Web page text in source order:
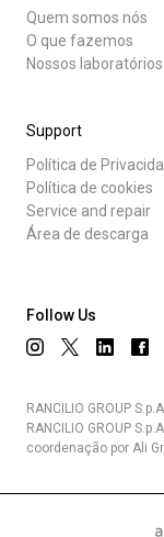
Quem somos nós
O que fazemos
Nossos laboratórios
Support
Política de
Política de cookies
Service and repair
Área de descarga
Follow Us
RANCILIO GROUP
RANCILIO GROUP
coordenação por Ali